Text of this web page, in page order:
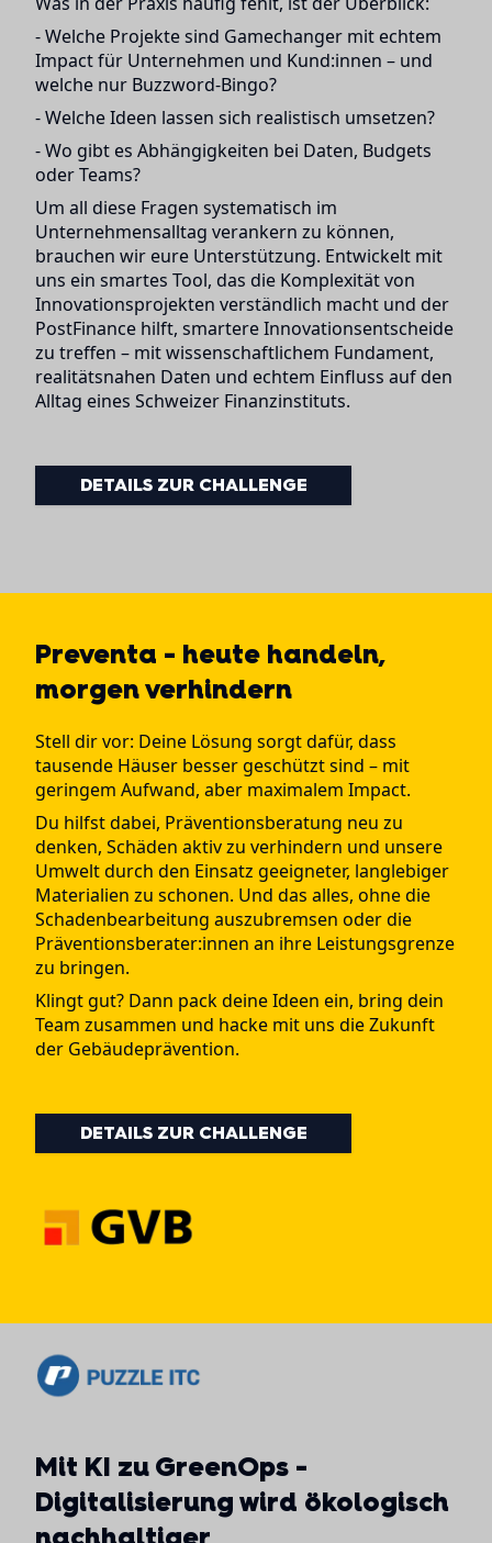
- Welche Projekte sind Gamechanger mit echtem
Impact für Unternehmen und Kund:innen – und
welche nur Buzzword-Bingo?
- Welche Ideen lassen sich realistisch umsetzen?
- Wo gibt es Abhängigkeiten bei Daten, Budgets
oder Teams?
Um all diese Fragen systematisch im
Unternehmensalltag verankern zu können,
brauchen wir eure Unterstützung. Entwickelt mit
uns ein smartes Tool, das die Komplexität von
Innovationsprojekten verständlich macht und der
PostFinance hilft, smartere Innovationsentscheide
zu treffen – mit wissenschaftlichem Fundament,
realitätsnahen Daten und echtem Einfluss auf den
Alltag eines Schweizer Finanzinstituts.
DETAILS ZUR CHALLENGE
Preventa - heute handeln,
morgen verhindern
Stell dir vor: Deine Lösung sorgt dafür, dass
tausende Häuser besser geschützt sind – mit
geringem Aufwand, aber maximalem Impact.
Du hilfst dabei, Präventionsberatung neu zu
denken, Schäden aktiv zu verhindern und unsere
Umwelt durch den Einsatz geeigneter, langlebiger
Materialien zu schonen. Und das alles, ohne die
Schadenbearbeitung auszubremsen oder die
Präventionsberater:innen an ihre Leistungsgrenze
zu bringen.
Klingt gut? Dann pack deine Ideen ein, bring dein
Team zusammen und hacke mit uns die Zukunft
der Gebäudeprävention.
DETAILS ZUR CHALLENGE
Mit KI zu GreenOps -
Digitalisierung wird ökologisch